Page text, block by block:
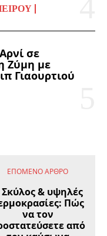
σε
Ζύμη με
Γιαουρτιού
ΕΠΌΜΕΝΟ ΆΡΘΡΟ